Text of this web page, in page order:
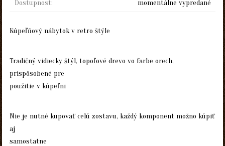
Dostupnost: momentálne vypredané
Kúpeľňový nábytok v retro štýle
Tradičný vidiecky štýl, topoľové drevo vo farbe orech,
prispôsobené pre
použitie v kúpeľni
Nie je nutné kupovať celú zostavu, každý komponent možno kúpiť
aj
samostatne